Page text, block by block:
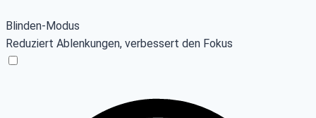
Blinden-Modus
Reduziert Ablenkungen, verbessert den Fokus